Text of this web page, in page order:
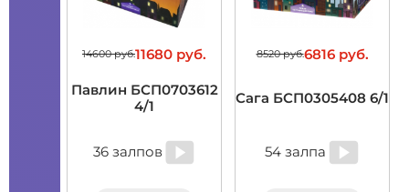
14600 руб.11680 руб.
Павлин БСП0703612
4/1
36 залпов
8520 руб.6816 руб.
Сага БСП0305408 6/1
54 залпа